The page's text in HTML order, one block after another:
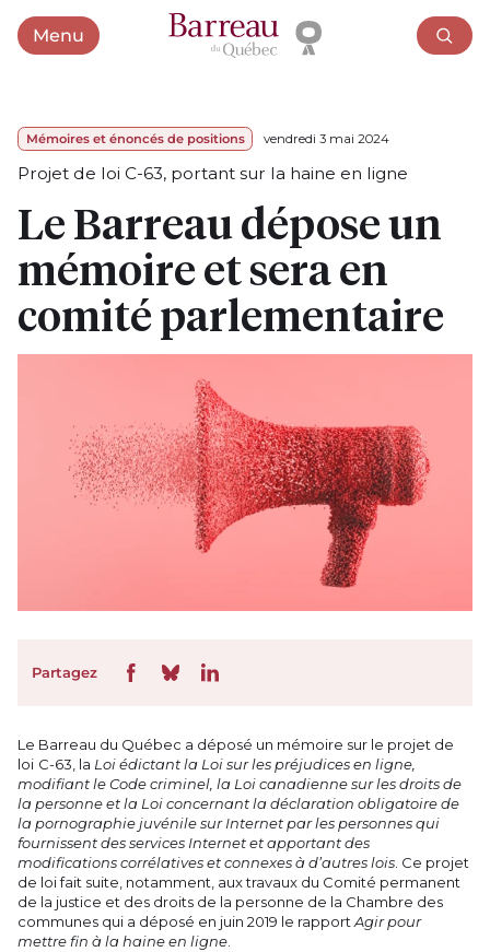
MenuOuvrir le menu
Mémoires et énoncés de positions vendredi 3 mai 2024
Projet de loi C-63, portant sur la haine en ligne
Le Barreau dépose un
mémoire et sera en
comité parlementaire
Partagez
Le Barreau du Québec a déposé un mémoire sur le projet de
loi C-63, la Loi édictant la Loi sur les préjudices en ligne,
modifiant le Code criminel, la Loi canadienne sur les droits de
la personne et la Loi concernant la déclaration obligatoire de
la pornographie juvénile sur Internet par les personnes qui
fournissent des services Internet et apportant des
modifications corrélatives et connexes à d’autres lois. Ce projet
de loi fait suite, notamment, aux travaux du Comité permanent
de la justice et des droits de la personne de la Chambre des
communes qui a déposé en juin 2019 le rapportAgir pour
mettre fin à la haine en ligne.